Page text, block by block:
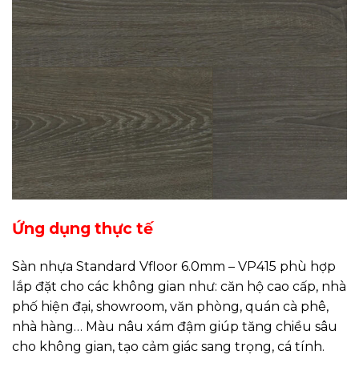
Ứng dụng thực tế
Sàn nhựa Standard Vfloor 6.0mm – VP415 phù hợp
lắp đặt cho các không gian như: căn hộ cao cấp, nhà
phố hiện đại, showroom, văn phòng, quán cà phê,
nhà hàng… Màu nâu xám đậm giúp tăng chiều sâu
cho không gian, tạo cảm giác sang trọng, cá tính.